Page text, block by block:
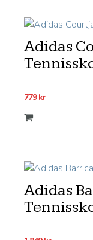
Adidas
779kr
Adidas